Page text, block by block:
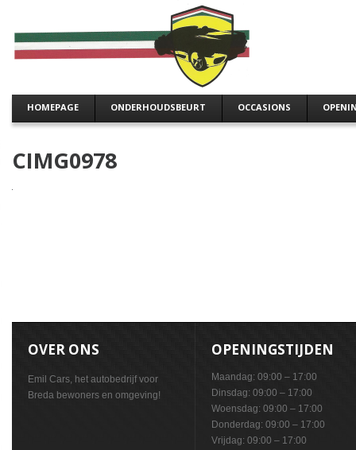
HOMEPAGE ONDERHOUDSBEURT OCCASIONS
CIMG0978
OVER ONS
Emil Cars, het autobedrijf voor
Breda bewoners en omgeving!
OPENINGSTIJDEN
Maandag: 09:00 – 17:00
Dinsdag: 09:00 – 17:00
Woensdag: 09:00 – 17:00
Donderdag: 09:00 – 17:00
Vrijdag: 09:00 – 17:00